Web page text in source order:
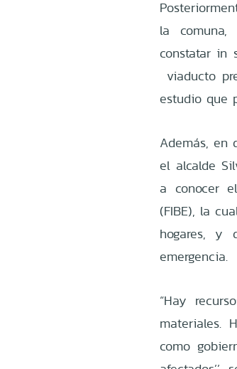
la comuna,
constatar in
viaducto
estudio que
Además, en
el alcalde
a conocer
(FIBE), la
hogares, y
emergencia.
“Hay
materiales.
como